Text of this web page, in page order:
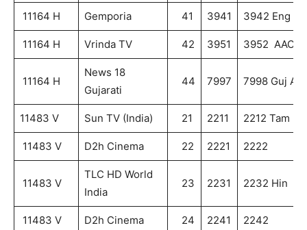
11164 H Gemporia 41 3941 3942 Eng
11164 H Vrinda TV 42 3951 3952 AAC
11164 H
News 18
Gujarati
44 7997 7998 Guj
11483 V Sun TV (India) 21 2211 2212 Tam
11483 V D2h Cinema 22 2221 2222
11483 V
TLC HD World
India
23 2231 2232 Hin
11483 V D2h Cinema 24 2241 2242